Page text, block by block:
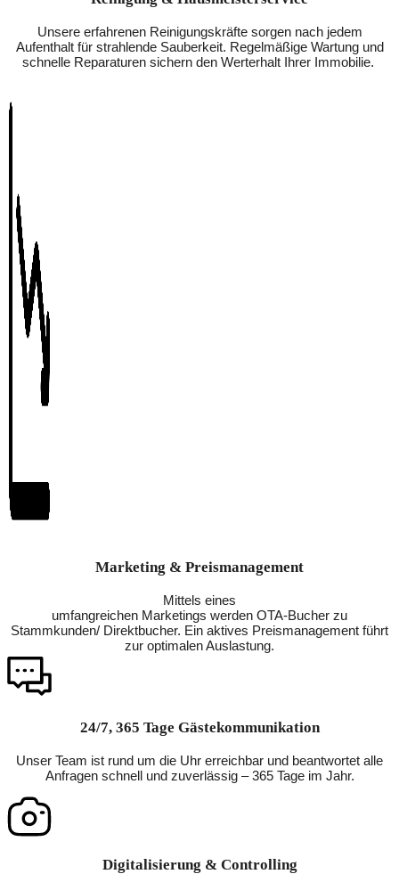
Unsere erfahrenen Reinigungskräfte sorgen nach jedem
Aufenthalt für strahlende Sauberkeit. Regelmäßige Wartung und
schnelle Reparaturen sichern den Werterhalt Ihrer Immobilie.
Marketing & Preismanagement
Mittels eines
umfangreichen Marketings werden OTA-Bucher zu
Stammkunden/ Direktbucher. Ein aktives Preismanagement führt
zur optimalen Auslastung.
24/7, 365 Tage Gästekommunikation
Unser Team ist rund um die Uhr erreichbar und beantwortet alle
Anfragen schnell und zuverlässig – 365 Tage im Jahr.
Digitalisierung & Controlling